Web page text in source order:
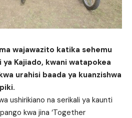
wajawazito katika sehemu
ya Kajiado, kwani watapokea
urahisi baada ya kuanzishwa
ushirikiano na serikali ya kaunti
kwa jina ‘Together